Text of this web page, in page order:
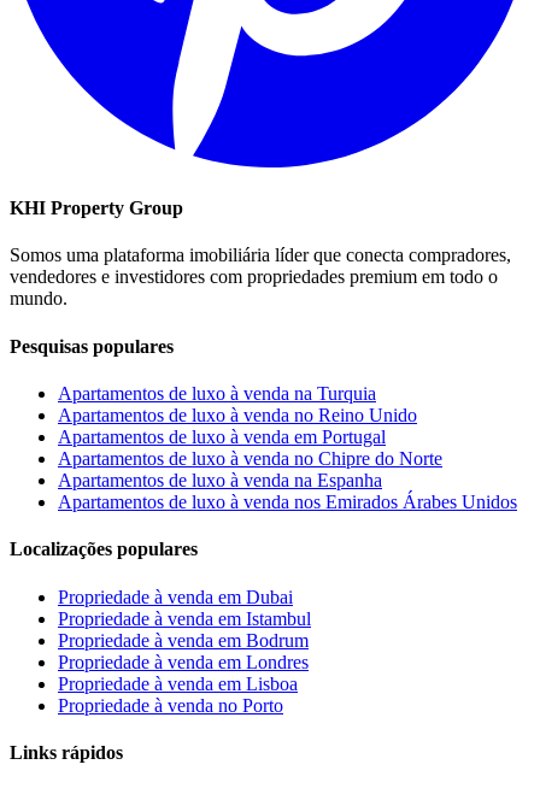
KHI Property Group
Somos uma plataforma imobiliária líder que conecta compradores,
vendedores e investidores com propriedades premium em todo o
mundo.
Pesquisas populares
Apartamentos de luxo à venda na Turquia
Apartamentos de luxo à venda no Reino Unido
Apartamentos de luxo à venda em Portugal
Apartamentos de luxo à venda no Chipre do Norte
Apartamentos de luxo à venda na Espanha
Apartamentos de luxo à venda nos Emirados Árabes Unidos
Localizações populares
Propriedade à venda em Dubai
Propriedade à venda em Istambul
Propriedade à venda em Bodrum
Propriedade à venda em Londres
Propriedade à venda em Lisboa
Propriedade à venda no Porto
Links rápidos